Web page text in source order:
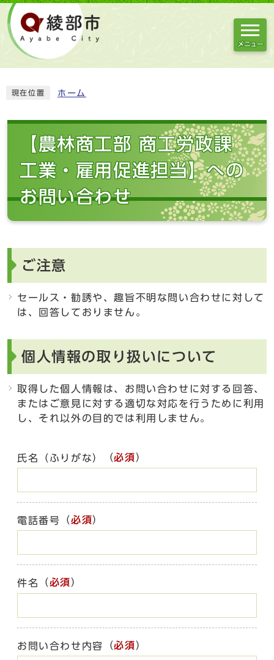
メニュー
現在位置 ホーム
【農林商工部 商工労政課
工業・雇用促進担当】への
お問い合わせ
ご注意
セールス・勧誘や、趣旨不明な問い合わせに対して
は、回答しておりません。
個人情報の取り扱いについて
取得した個人情報は、お問い合わせに対する回答、
またはご意見に対する適切な対応を行うために利用
し、それ以外の目的では利用しません。
氏名（ふりがな） （必須）
電話番号 （必須）
件名 （必須）
お問い合わせ内容 （必須）